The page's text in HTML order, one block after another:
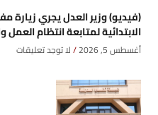
(فيديو) وزير العدل يجري
الابتدائية لمتابعة انتظام العمل
أغسطس 5, 2026 لا توجد تعليقات